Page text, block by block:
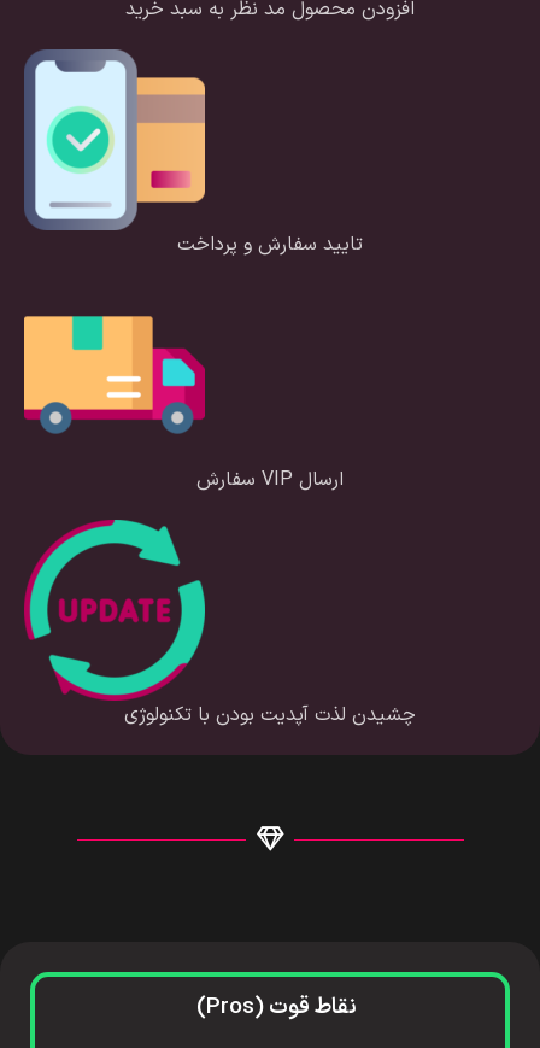
افزودن محصول مد نظر به سبد خرید
تایید سفارش و پرداخت
ارسال VIP سفارش
چشیدن لذت آپدیت بودن با تکنولوژی
نقاط قوت (Pros)